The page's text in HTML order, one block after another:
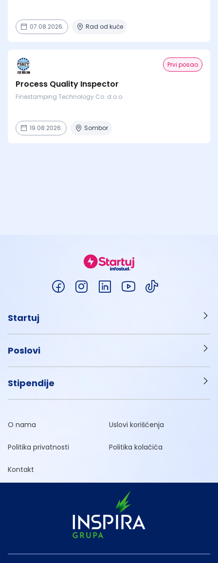
07.08.2026. Rad od kuće
Prvi posao
Process Quality Inspector
Finestamping Technology Co. d.o.o.
19.08.2026. Sombor
Startuj
Poslovi
Stipendije
O nama Uslovi korišćenja
Politika privatnosti Politika kolačića
Kontakt